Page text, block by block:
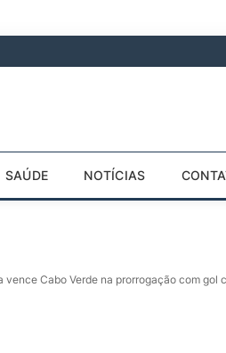
SAÚDE NOTÍCIAS
vence Cabo Verde na prorrogação com gol